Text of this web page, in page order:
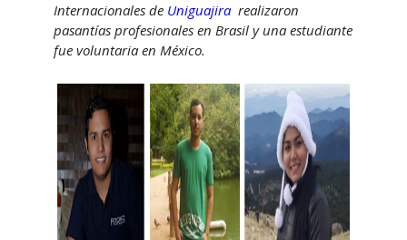
Internacionales de Uniguajira realizaron
pasantías profesionales en Brasil y una estudiante
fue voluntaria en México.